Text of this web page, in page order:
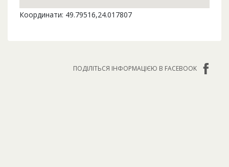
Координати: 49.79516,24.017807
ПОДІЛІТЬСЯ ІНФОРМАЦІЄЮ В FACEBOOK